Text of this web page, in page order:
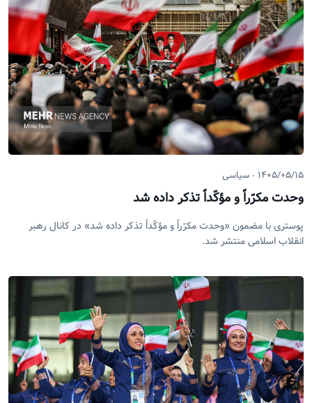
۱۴۰۵/۰۵/۱۵ سیاسی
وحدت مکرّراً و مؤکّداً تذکر داده شد
پوستری با مضمون «وحدت مکرّراً و مؤکّداً تذکر داده شد» در کانال رهبر
انقلاب اسلامی منتشر شد.